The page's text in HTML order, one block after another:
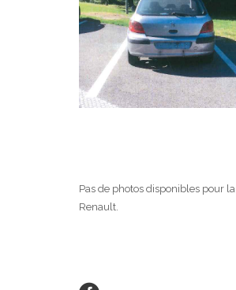
Pas de photos disponibles pour la
Renault.